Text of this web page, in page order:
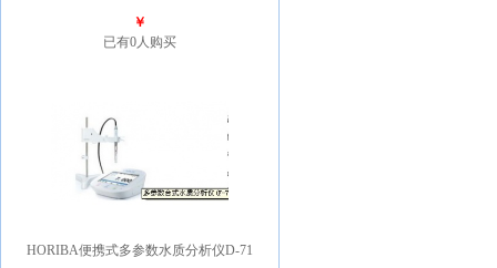
￥
已有0人购买
HORIBA便携式多参数水质分析仪D-71